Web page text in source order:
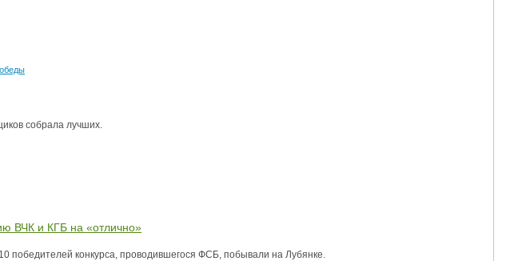
собрала лучших.
ВЧК и КГБ на «отлично»
победителей конкурса, проводившегося ФСБ, побывали на Лубянке.